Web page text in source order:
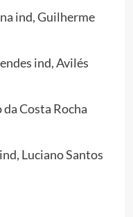
ind, Guilherme
ind, Avilés
Costa Rocha
Luciano Santos